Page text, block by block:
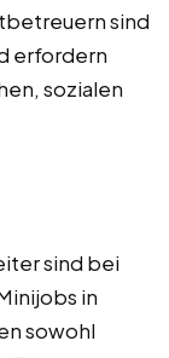
sind
erfordern
sozialen
sind bei
in
sowohl